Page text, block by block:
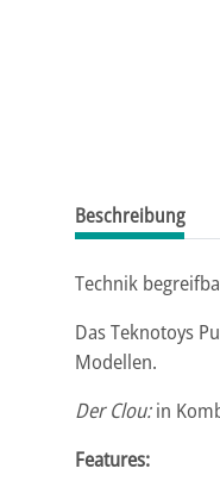
Beschreibung
Technik
Das Teknotoys
Modellen.
Der Clou:in
Features: